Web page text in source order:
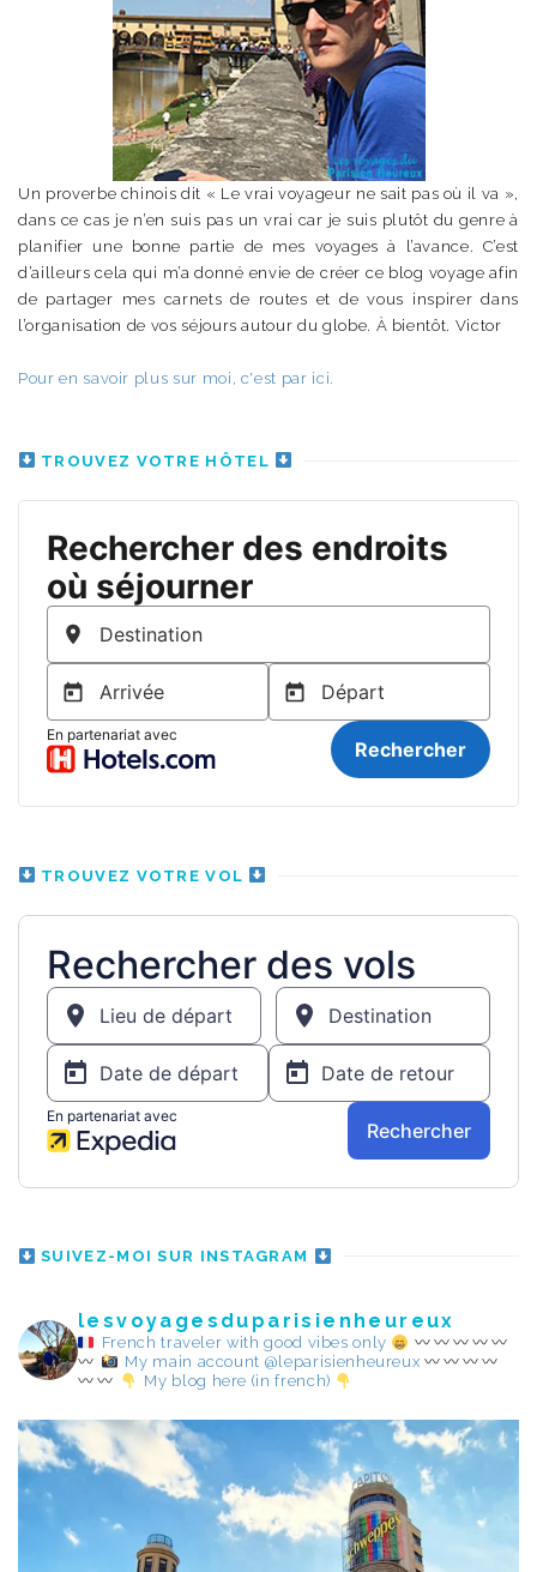
Un proverbe chinois dit « Le vrai voyageur ne sait pas où il va »,
dans ce cas je n’en suis pas un vrai car je suis plutôt du genre à
planifier une bonne partie de mes voyages à l’avance. C’est
d’ailleurs cela qui m’a donné envie de créer ce blog voyage afin
de partager mes carnets de routes et de vous inspirer dans
l’organisation de vos séjours autour du globe. À bientôt. Victor
Pour en savoir plus sur moi, c'est par ici.
TROUVEZ VOTRE HÔTEL
TROUVEZ VOTRE VOL
SUIVEZ-MOI SUR INSTAGRAM
lesvoyagesduparisienheureux
French traveler with good vibes only
My main account @leparisienheureux
My blog here (in french)